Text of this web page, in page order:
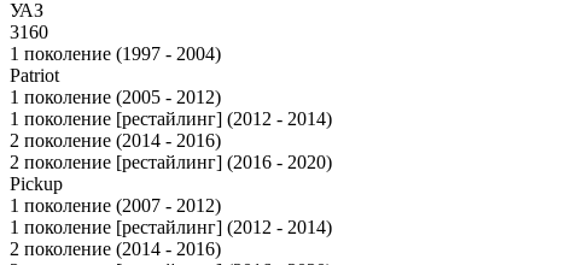
УАЗ
3160
1 поколение (1997 - 2004)
Patriot
1 поколение (2005 - 2012)
1 поколение [рестайлинг] (2012 - 2014)
2 поколение (2014 - 2016)
2 поколение [рестайлинг] (2016 - 2020)
Pickup
1 поколение (2007 - 2012)
1 поколение [рестайлинг] (2012 - 2014)
2 поколение (2014 - 2016)